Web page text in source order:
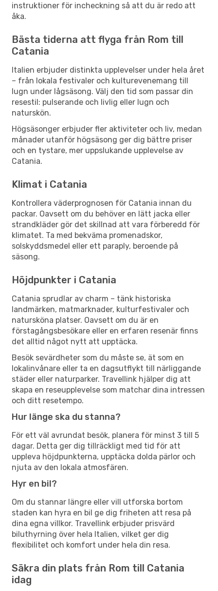
instruktioner för incheckning så att du är redo att
åka.
Bästa tiderna att flyga från Rom till
Catania
Italien erbjuder distinkta upplevelser under hela året
– från lokala festivaler och kulturevenemang till
lugn under lågsäsong. Välj den tid som passar din
resestil: pulserande och livlig eller lugn och
naturskön.
Högsäsonger erbjuder fler aktiviteter och liv, medan
månader utanför högsäsong ger dig bättre priser
och en tystare, mer uppslukande upplevelse av
Catania.
Klimat i Catania
Kontrollera väderprognosen för Catania innan du
packar. Oavsett om du behöver en lätt jacka eller
strandkläder gör det skillnad att vara förberedd för
klimatet. Ta med bekväma promenadskor,
solskyddsmedel eller ett paraply, beroende på
säsong.
Höjdpunkter i Catania
Catania sprudlar av charm – tänk historiska
landmärken, matmarknader, kulturfestivaler och
natursköna platser. Oavsett om du är en
förstagångsbesökare eller en erfaren resenär finns
det alltid något nytt att upptäcka.
Besök sevärdheter som du måste se, ät som en
lokalinvånare eller ta en dagsutflykt till närliggande
städer eller naturparker. Travellink hjälper dig att
skapa en reseupplevelse som matchar dina intressen
och ditt resetempo.
Hur länge ska du stanna?
För ett väl avrundat besök, planera för minst 3 till 5
dagar. Detta ger dig tillräckligt med tid för att
uppleva höjdpunkterna, upptäcka dolda pärlor och
njuta av den lokala atmosfären.
Hyr en bil?
Om du stannar längre eller vill utforska bortom
staden kan hyra en bil ge dig friheten att resa på
dina egna villkor. Travellink erbjuder prisvärd
biluthyrning över hela Italien, vilket ger dig
flexibilitet och komfort under hela din resa.
Säkra din plats från Rom till Catania
idag